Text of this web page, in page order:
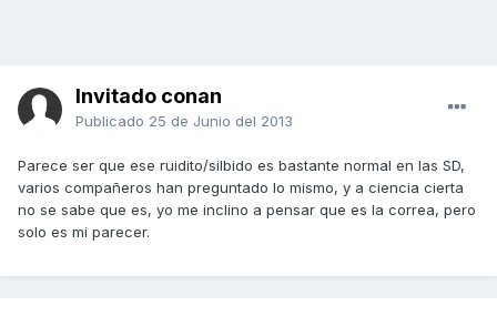
Invitado conan
Publicado 25 de Junio del 2013
Parece ser que ese ruidito/silbido es bastante normal en las SD,
varios compañeros han preguntado lo mismo, y a ciencia cierta
no se sabe que es, yo me inclino a pensar que es la correa, pero
solo es mi parecer.